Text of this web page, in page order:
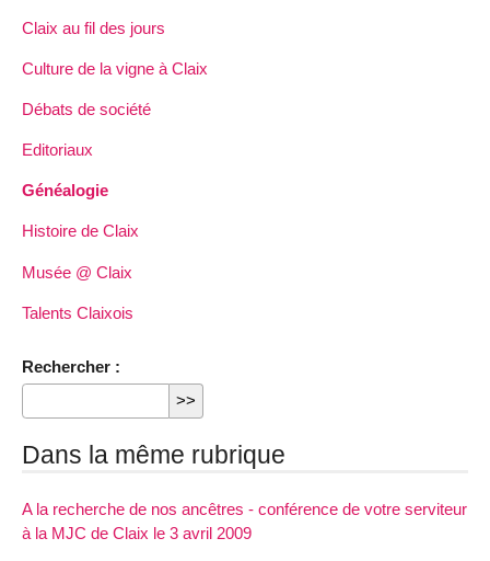
Claix au fil des jours
Culture de la vigne à Claix
Débats de société
Editoriaux
Généalogie
Histoire de Claix
Musée @ Claix
Talents Claixois
Rechercher :
Dans la même rubrique
A la recherche de nos ancêtres - conférence de votre serviteur
à la MJC de Claix le 3 avril 2009